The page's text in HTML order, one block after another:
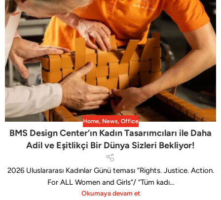
Home, News, Office
BMS Design Center‘ın Kadın Tasarımcıları ile Daha
Adil ve Eşitlikçi Bir Dünya Sizleri Bekliyor!
2026 Uluslararası Kadınlar Günü teması “Rights. Justice. Action.
For ALL Women and Girls”/ “Tüm kadı...
Okumaya devam et